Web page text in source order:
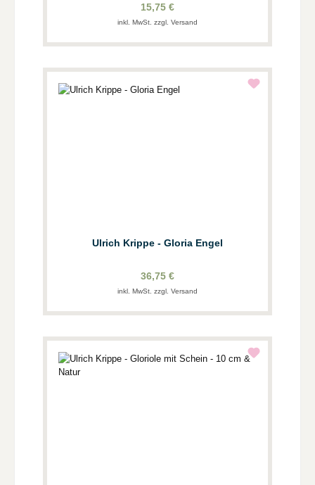
15,75 €
inkl. MwSt. zzgl. Versand
Ulrich Krippe - Gloria Engel
36,75 €
inkl. MwSt. zzgl. Versand